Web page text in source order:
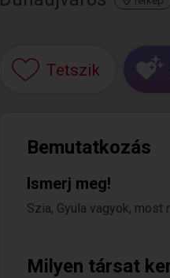
Tetszik
Bemutatkozás
Ismerj meg!
Szia, Gyula vagyok,
Milyen társat